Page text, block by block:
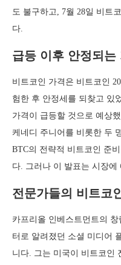
도 불구하고, 7월 28일 비트
다.
급등 이후 안정되는
비트코인 가격은 비트코인
험한 후 안정세를 되찾고 있
가격이 급등할 것으로 예상
케네디 주니어를 비롯한 두
BTC의 전략적 비트코인 준
다. 그러나 이 발표는 시장
전문가들의 비트코
카프리올 인베스트먼트의
터로 알려졌던 소셜 미디어
니다. 그는 미국이 비트코인